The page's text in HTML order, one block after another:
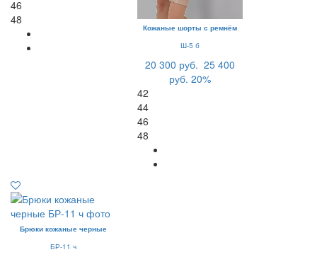
46
48
Кожаные шорты с ремнём
Ш-5 б
20 300 руб. 25 400
руб. 20%
42
44
46
48
Брюки кожаные черные
БР-11 ч